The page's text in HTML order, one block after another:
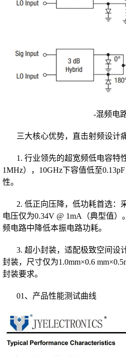
-混频电
三大核心优势，直击射频设计
1. 行业领先的超宽频低电容特
1MHz），10GHz下容值低至
性。
2. 低正向压降，低功耗首选：
电压仅为0.34V @ 1mA（典型值）
频电路中降低本振电路功耗。
3. 超小封装，适配极致空间设
封装，尺寸仅为1.0mm×0.6
封装要求。
01、产品性能测试曲线